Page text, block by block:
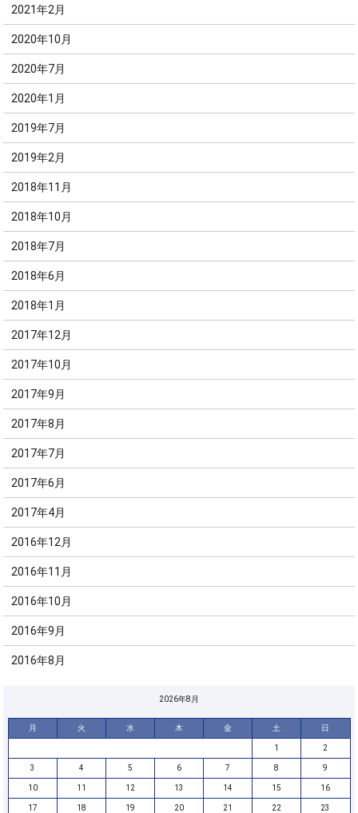
2021年2月
2020年10月
2020年7月
2020年1月
2019年7月
2019年2月
2018年11月
2018年10月
2018年7月
2018年6月
2018年1月
2017年12月
2017年10月
2017年9月
2017年8月
2017年7月
2017年6月
2017年4月
2016年12月
2016年11月
2016年10月
2016年9月
2016年8月
2026年8月
月 火 水 木 金 土 日
1 2
3 4 5 6 7 8 9
10 11 12 13 14 15 16
17 18 19 20 21 22 23